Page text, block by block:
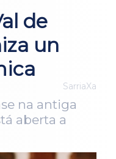
de
un
SarriaXa
na antiga
aberta a